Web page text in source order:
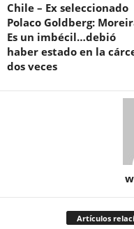
Chile – Ex seleccionado
Polaco Goldberg:
Es un imbécil…debió
haber estado en la
dos veces
Artículos